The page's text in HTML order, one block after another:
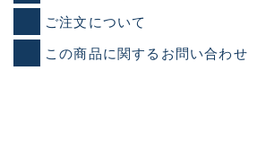
ご注文について
この商品に関するお問い合わせ